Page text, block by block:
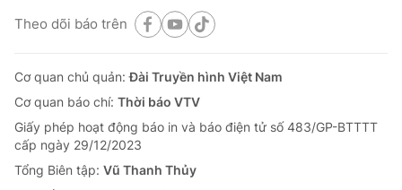
Theo dõi báo trên
Cơ quan chủ quản:Đài Truyền hình Việt Nam
Cơ quan báo chí: Thời báo VTV
Giấy phép hoạt động báo in và báo điện tử số 483/GP-BTTTT
cấp ngày 29/12/2023
Tổng Biên tập: Vũ Thanh Thủy